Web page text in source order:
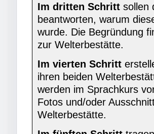
Im dritten Schritt sollen
beantworten, warum
wurde. Die Begründung
zur Welterbestätte.
Im vierten Schritt
ihren beiden
werden im Sprachkurs
Fotos und/oder
Welterbestätte.